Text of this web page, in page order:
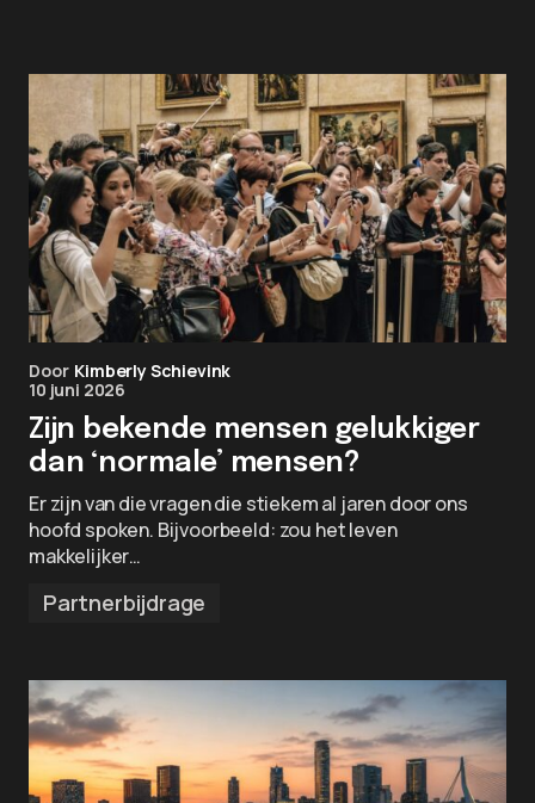
Door Kimberly Schievink
10 juni 2026
Zijn bekende mensen gelukkiger
dan ‘normale’ mensen?
Er zijn van die vragen die stiekem al jaren door ons
hoofd spoken. Bijvoorbeeld: zou het leven
makkelijker…
Partnerbijdrage